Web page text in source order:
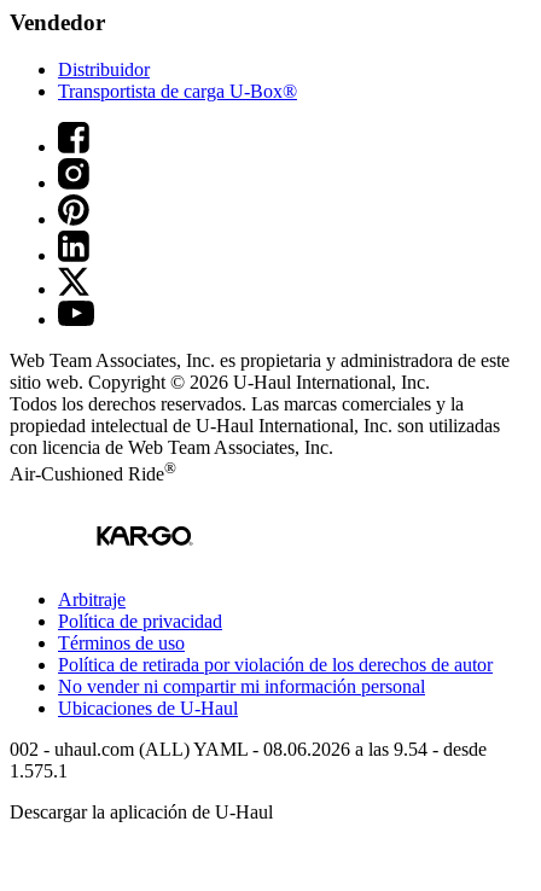
Vendedor
Distribuidor
Transportista de carga U-Box®
Web Team Associates, Inc. es propietaria y administradora de este
sitio web. Copyright © 2026 U-Haul International, Inc.
Todos los derechos reservados. Las marcas comerciales y la
propiedad intelectual de U-Haul International, Inc. son utilizadas
con licencia de Web Team Associates, Inc.
Air-Cushioned Ride®
Arbitraje
Política de privacidad
Términos de uso
Política de retirada por violación de los derechos de autor
No vender ni compartir mi información personal
Ubicaciones de U-Haul
002 - uhaul.com (ALL) YAML - 08.06.2026 a las 9.54 - desde
1.575.1
Descargar la aplicación de U-Haul